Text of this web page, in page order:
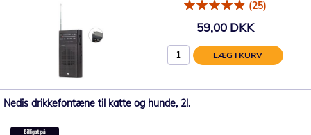
(25)
59,00 DKK
LÆG I KURV
Nedis drikkefontæne til katte og hunde, 2l.